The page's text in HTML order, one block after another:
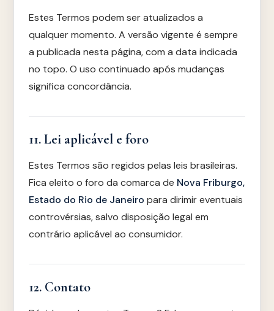
Estes Termos podem ser atualizados a
qualquer momento. A versão vigente é sempre
a publicada nesta página, com a data indicada
no topo. O uso continuado após mudanças
significa concordância.
11. Lei aplicável e foro
Estes Termos são regidos pelas leis brasileiras.
Fica eleito o foro da comarca de Nova Friburgo,
Estado do Rio de Janeiro para dirimir eventuais
controvérsias, salvo disposição legal em
contrário aplicável ao consumidor.
12. Contato